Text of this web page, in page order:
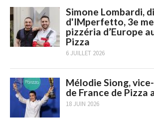
Simone Lombardi,
d'IMperfetto, 3e
pizzéria d’Europe
Pizza
6 JUILLET 2026
Mélodie Siong,
de France de Pizza
18 JUIN 2026